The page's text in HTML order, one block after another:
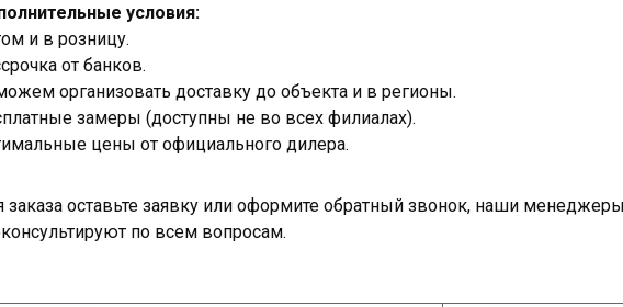
условия:
и в розницу.
от банков.
организовать доставку до объекта и в регионы.
замеры (доступны не во всех филиалах).
цены от официального дилера.
заказа оставьте заявку или оформите обратный звонок, наши
по всем вопросам.